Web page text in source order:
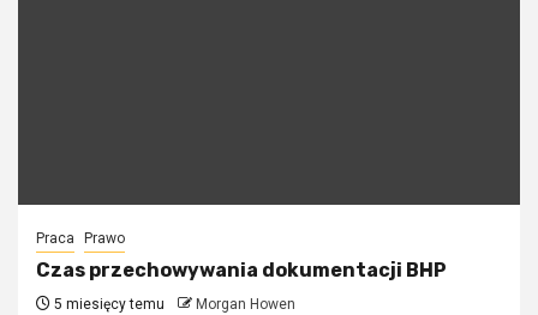
Praca Prawo
Czas przechowywania dokumentacji BHP
5 miesięcy temu Morgan Howen